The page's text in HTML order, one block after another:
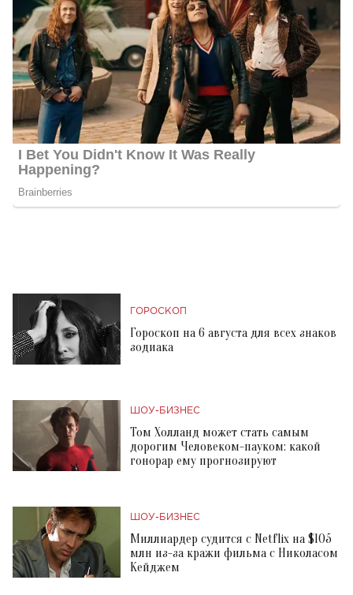
ГОРОСКОП
Гороскоп на 6 августа для всех знаков
зодиака
ШОУ-БИЗНЕС
Том Холланд может стать самым
дорогим Человеком-пауком: какой
гонорар ему прогнозируют
ШОУ-БИЗНЕС
Миллиардер судится с Netflix на $105
млн из-за кражи фильма с Николасом
Кейджем